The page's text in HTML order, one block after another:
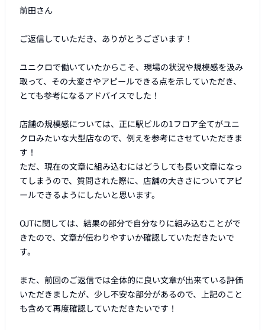
前田さん
ご返信していただき、ありがとうございます！
ユニクロで働いていたからこそ、現場の状況や規模感を汲み
取って、その大変さやアピールできる点を示していただき、
とても参考になるアドバイスでした！
店舗の規模感については、正に駅ビルの1フロア全てがユニ
クロみたいな大型店なので、例えを参考にさせていただきま
す！
ただ、現在の文章に組み込むにはどうしても長い文章になっ
てしまうので、質問された際に、店舗の大きさについてアピ
ールできるようにしたいと思います。
OJTに関しては、結果の部分で自分なりに組み込むことがで
きたので、文章が伝わりやすいか確認していただきたいで
す。
また、前回のご返信では全体的に良い文章が出来ている評価
いただきましたが、少し不安な部分があるので、上記のこと
も含めて再度確認していただきたいです！